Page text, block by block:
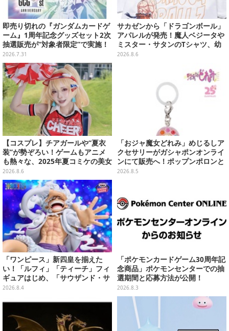
即売り切れの『ガンダムカードゲ
ーム』1周年記念グッズセット2次
抽選販売が“対象者限定”で実施！
プレバン全会員向け3次抽選も
2026.7.31
サカゼンから「ドラゴンボール」
アパレルが発売！魔人ベジータや
ミスター・サタンのTシャツ、幼
少期悟空のパーカーなど幅広いデ
2026.8.6
【コスプレ】チアガールや“夏衣
装”が勢ぞろい！ゲームもアニメ
も熱々な、2025年夏コミケの美女
レイヤーをプレイバック
2026.8.6
「おジャ魔女どれみ」めじるしア
クセサリーがガシャポンオンライ
ンにて販売へ！ポップンポロンと
魔法玉の2連チャームなど全9種
2026.8.5
「ワンピース」新四皇を揃えた
い！「ルフィ」「ティーチ」フィ
ギュアはじめ、「サウザンド・サ
ニー号リモコンカー」など4商品
2026.8.4
「ポケモンカードゲーム30周年記
念商品」ポケモンセンターでの抽
選期間と応募方法が公開！
2026.8.3